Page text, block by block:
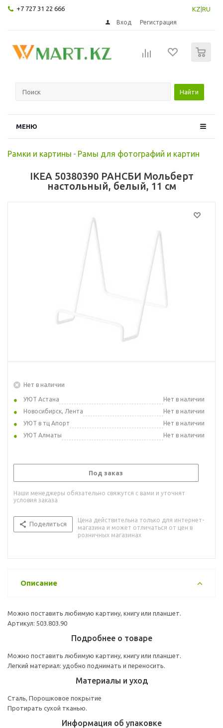
+7 727 31 22 666 KZ RU
Вход Регистрация
Найти
МЕНЮ
Рамки и картины - Рамы для фотографий и картин
IKEA 50380390 РАНСБИ Мольберт
настольный, белый, 11 см
Нет в наличии
УЮТ Астана
Нет в наличии
Новосибирск, Лента
Нет в наличии
УЮТ в тц Апорт
Нет в наличии
УЮТ Алматы
Нет в наличии
Под заказ
Наши менеджеры обязательно свяжутся с вами и уточнят
условия заказа
Поделиться
Цена действительна только для интернет-
магазина и может отличаться от цен в
розничных магазинах
Описание
Можно поставить любимую картину, книгу или планшет.
Артикул: 503.803.90
Подробнее о товаре
Можно поставить любимую картину, книгу или планшет.
Легкий материал: удобно поднимать и переносить.
Материалы и уход
Сталь, Порошковое покрытие
Протирать сухой тканью.
Информация об упаковке